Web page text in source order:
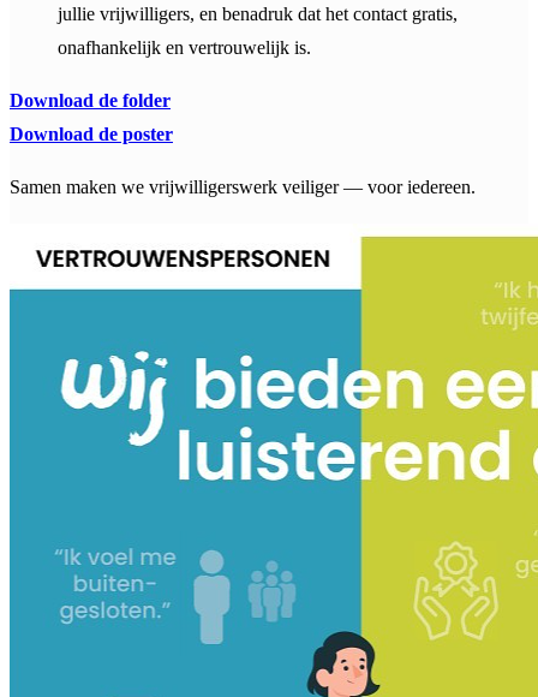
jullie vrijwilligers, en benadruk dat het contact gratis,
onafhankelijk en vertrouwelijk is.
Download de folder
Download de poster
Samen maken we vrijwilligerswerk veiliger — voor iedereen.